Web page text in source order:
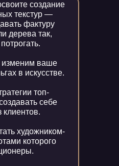
создание
текстур —
фактуру
дерева так,
ваше
в искусстве.
топ-
себе
клиентов.
художником-
которого